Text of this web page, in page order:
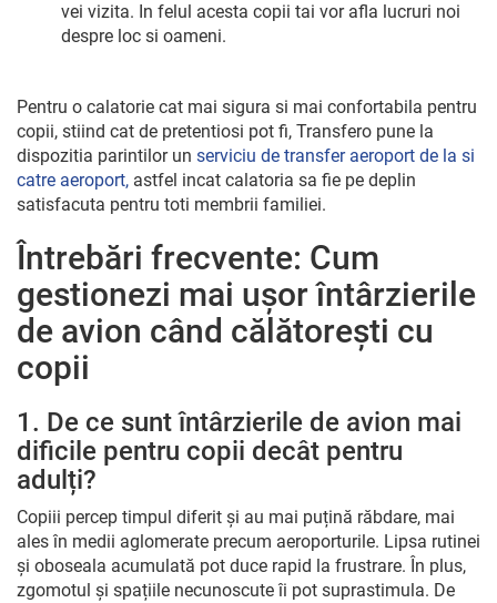
vei vizita. In felul acesta copii tai vor afla lucruri noi
despre loc si oameni.
Pentru o calatorie cat mai sigura si mai confortabila pentru
copii, stiind cat de pretentiosi pot fi, Transfero pune la
dispozitia parintilor un serviciu de transfer aeroport de la si
catre aeroport, astfel incat calatoria sa fie pe deplin
satisfacuta pentru toti membrii familiei.
Întrebări frecvente: Cum
gestionezi mai ușor întârzierile
de avion când călătorești cu
copii
1. De ce sunt întârzierile de avion mai
dificile pentru copii decât pentru
adulți?
Copiii percep timpul diferit și au mai puțină răbdare, mai
ales în medii aglomerate precum aeroporturile. Lipsa rutinei
și oboseala acumulată pot duce rapid la frustrare. În plus,
zgomotul și spațiile necunoscute îi pot suprastimula. De